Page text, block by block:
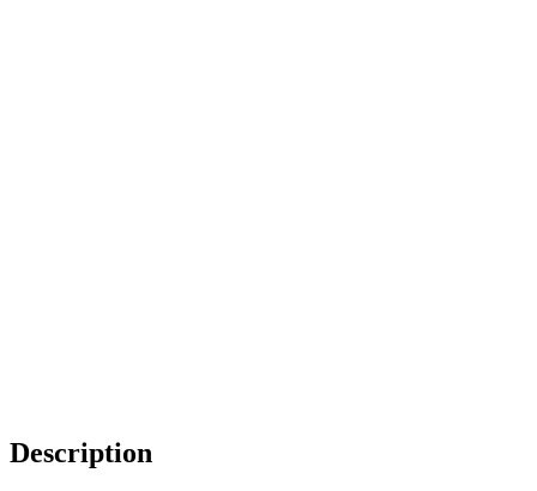
Description